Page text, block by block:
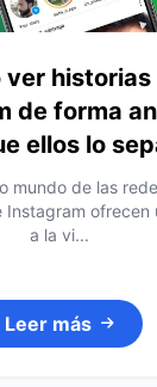
ver historias
de forma
ellos lo
mundo de las
Instagram ofrecen
a la vi...
Leer más